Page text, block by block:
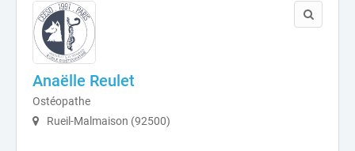
Anaëlle Reulet
Ostéopathe
Rueil-Malmaison (92500)